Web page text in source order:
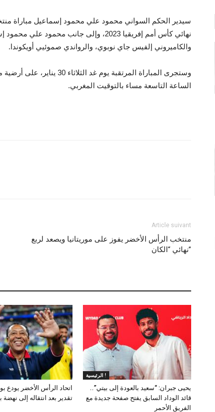
سيدير الحكم السواني محمود علي محمود إسماعيل مباراة
نهائي كأس أمم إفريقيا 2023، وإلى جانب
والكاميروني إلفيس جاي نوبوي، والرواندي صموئيي أويكوندا.
وستجرى المباراة المرتقبة يوم
الساعة التاسعة مساء بالتوقيت المغربي.
Article suivant
منتخب الرأس الأخضر يفوز على موريتانيا ويصعد لربع
نهائي “الكان”
اتحاد الرأس الأخضر يودع
تقدير بعد انتقاله إلى نهضة
الرئيسية !
يحيى جبران: “سعيد بالعودة إلى بيتي”..
قائد الوداد السابق يفتح صفحة جديدة مع
الفريق الأحمر